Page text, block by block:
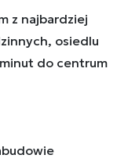
z najbardziej
osiedlu
do centrum